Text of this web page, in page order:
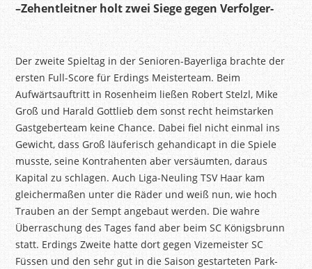
–Zehentleitner holt zwei Siege gegen Verfolger-
Der zweite Spieltag in der Senioren-Bayerliga brachteder
ersten Full-Score für Erdings Meisterteam. Beim
Aufwärtsauftritt in Rosenheim ließen RobertStelzl, Mike
Groß und Harald Gottlieb dem sonst recht heimstarken
Gastgeberteam keine Chance. Dabei fiel nicht einmal ins
Gewicht, dass Groß läuferisch gehandicapt in die Spiele
musste, seine Kontrahenten aber versäumten, daraus
Kapital zu schlagen. Auch Liga-Neuling TSV Haar kam
gleichermaßen unter die Räder und weiß nun, wie hoch
Trauben an derSempt angebaut werden. Die wahre
Überraschung des Tages fand aber beim SC Königsbrunn
statt. Erdings Zweite hatte dort gegen Vizemeister SC
Füssen und den sehr gut in die Saison gestarteten Park-